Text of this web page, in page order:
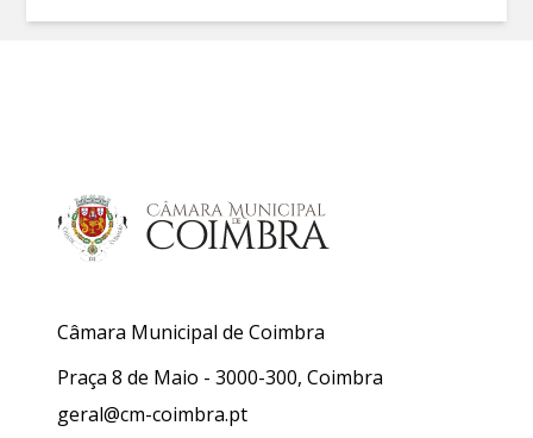
Câmara Municipal de Coimbra
Praça 8 de Maio - 3000-300, Coimbra
geral@cm-coimbra.pt